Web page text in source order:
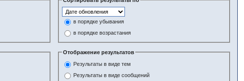
в порядке убывания
в порядке возрастания
Отображение результатов
Результаты в виде тем
Результаты в виде сообщений